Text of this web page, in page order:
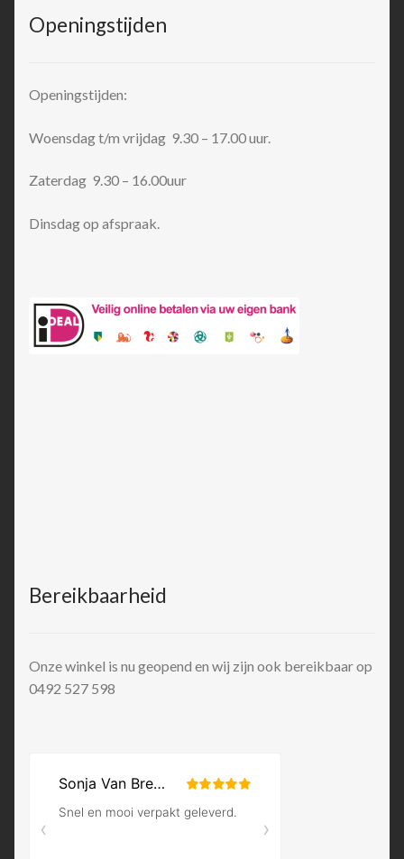
Openingstijden
Openingstijden:
Woensdag t/m vrijdag 9.30 – 17.00 uur.
Zaterdag 9.30 – 16.00uur
Dinsdag op afspraak.
Bereikbaarheid
Onze winkel is nu geopend en wij zijn ook bereikbaar op
0492 527 598